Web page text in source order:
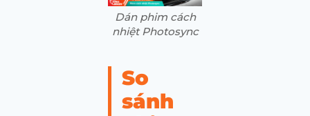
Dán phim cách
nhiệt Photosync
So
sánh